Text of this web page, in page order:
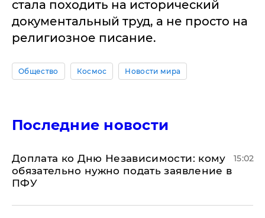
стала походить на исторический
документальный труд, а не просто на
религиозное писание.
Общество Космос Новости мира
Последние новости
Доплата ко Дню Независимости: кому
обязательно нужно подать заявление в
ПФУ
15:02